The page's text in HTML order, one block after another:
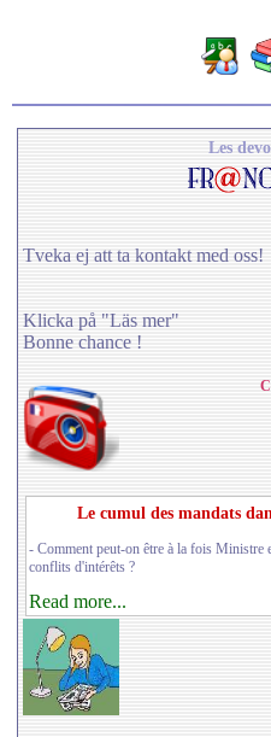
Les
Tveka ej att ta kontakt med oss!
Klicka på "Läs mer"
Bonne chance !
Le cumul des mandats
- Comment peut-on être à la fois Ministre
conflits d'intérêts ?
Read more...